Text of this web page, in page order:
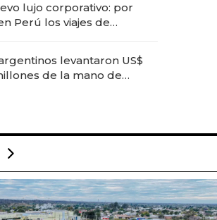
lujo corporativo: por
Perú los viajes de
convertirse en experiencias
levantaron US$
de la mano de